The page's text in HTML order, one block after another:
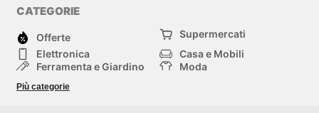
CATEGORIE
Offerte
Supermercati
Elettronica
Casa e Mobili
Ferramenta e Giardino
Moda
Bambini e Neonati
Più categorie